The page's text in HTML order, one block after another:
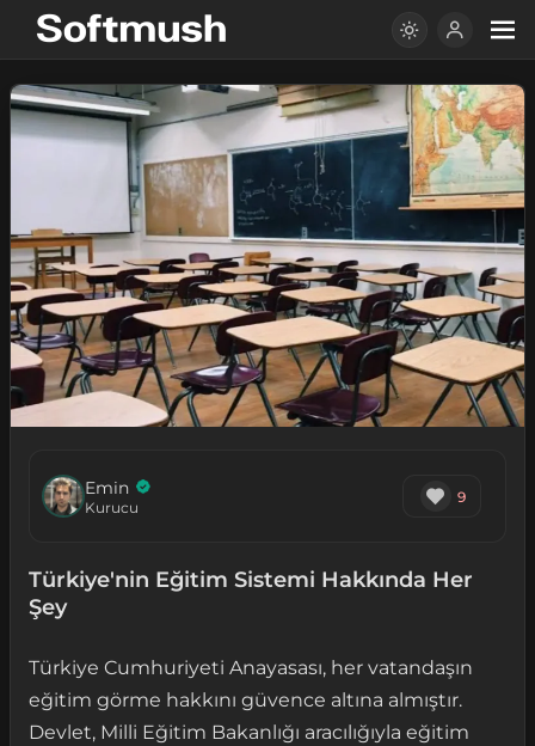
Emin
Kurucu
9
Türkiye'nin Eğitim Sistemi Hakkında Her
Şey
Türkiye Cumhuriyeti Anayasası, her vatandaşın
eğitim görme hakkını güvence altına almıştır.
Devlet, Milli Eğitim Bakanlığı aracılığıyla eğitim